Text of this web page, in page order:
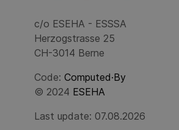
c/o ESEHA - ESSSA
Herzogstrasse 25
CH-3014 Berne
Code: Computed·By
© 2024 ESEHA
Last update: 07.08.2026